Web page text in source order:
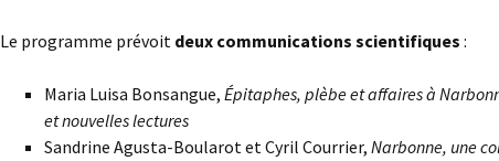
Le programme prévoit deux communications scientifiques :
Maria Luisa Bonsangue, Épitaphes, plèbe et affaires à
et nouvelles lectures
Sandrine Agusta-Boularot et Cyril Courrier, Narbonne, une